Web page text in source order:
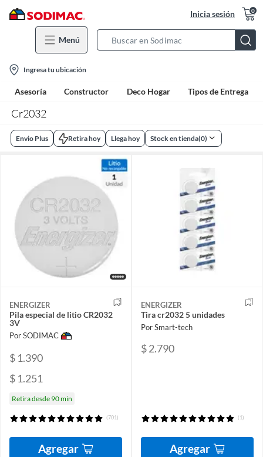
Inicia sesión 0
Menú
Bar
location-
icon
Ingresa tu ubicación
Asesoría Constructor Deco Hogar Tipos de Entrega
Cr2032
Envio Plus Retira hoy Llega hoy Stock en tienda(0)
ENERGIZER
Pila especial de litio CR2032
3V
Por SODIMAC
$ 1.390
$ 1.251
Retira desde 90 min
(701)
Agregar
ENERGIZER
Tira cr2032 5 unidades
Por Smart-tech
$ 2.790
(1)
Agregar